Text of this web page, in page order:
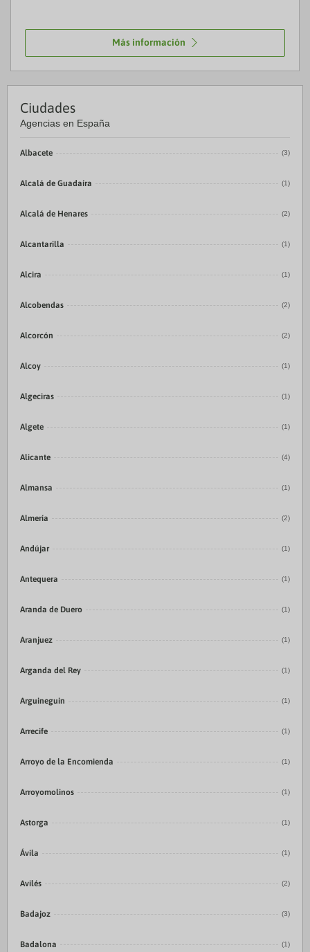
Más información
Ciudades
Agencias en España
Albacete (3)
Alcalá de Guadaíra (1)
Alcalá de Henares (2)
Alcantarilla (1)
Alcira (1)
Alcobendas (2)
Alcorcón (2)
Alcoy (1)
Algeciras (1)
Algete (1)
Alicante (4)
Almansa (1)
Almería (2)
Andújar (1)
Antequera (1)
Aranda de Duero (1)
Aranjuez (1)
Arganda del Rey (1)
Arguineguin (1)
Arrecife (1)
Arroyo de la Encomienda (1)
Arroyomolinos (1)
Astorga (1)
Ávila (1)
Avilés (2)
Badajoz (3)
Badalona (1)